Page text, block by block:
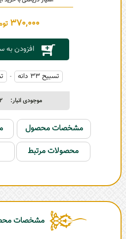
370,000
افزودن به
تسبیح 33 دانه -
موجودی انبار: 2
مشخصات محصول
محصولات مرتبط
مشخصات